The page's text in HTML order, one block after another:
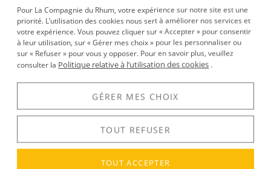
Médailles :Argent 2026 au Rhum Fest Awards, Bronze
2025 et 2021 au Caribbean Rum Awards, Or 2024 au
Caribbean Rum Awards, Argent 2024 et 2022 Concours
Général Agricole de Paris, Or au Concours Mondial de
Bruxelles 2021
DÉCOUVERTE
Voir tous les produits :Reimonenq
Pour La Compagnie du Rhum, votre expérience sur notre site est une
priorité. L’utilisation des cookies nous sert à améliorer nos services et
votre expérience. Vous pouvez cliquer sur « Accepter » pour consentir
à leur utilisation, sur « Gérer mes choix » pour les personnaliser ou
sur « Refuser » pour vous y opposer. Pour en savoir plus, veuillez
consulter la Politique relative à l’utilisation des cookies .
GÉRER MES CHOIX
TOUT REFUSER
TOUT ACCEPTER